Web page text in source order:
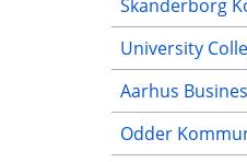
Skanderborg
University
Aarhus
Odder